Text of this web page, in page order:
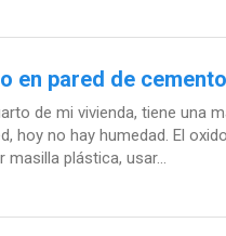
en pared de cemento
de mi vivienda, tiene una
hoy no hay humedad. El
masilla plástica, usar...